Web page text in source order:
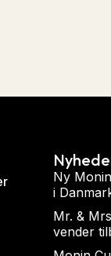
Ny
i
Mr. &
vender